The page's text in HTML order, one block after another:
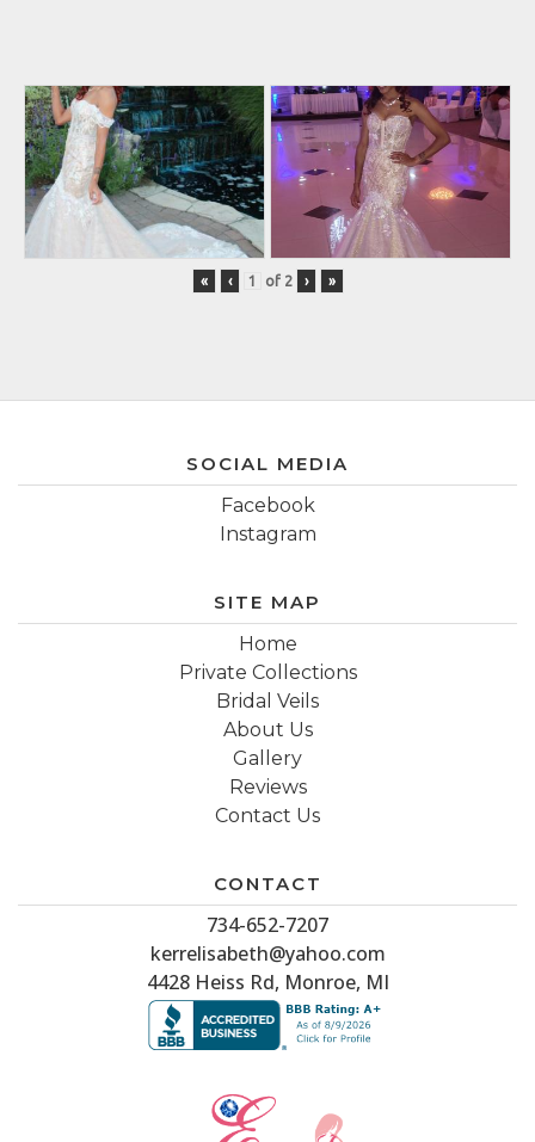
« ‹ of 2 › »
SOCIAL MEDIA
Facebook
Instagram
SITE MAP
Home
Private Collections
Bridal Veils
About Us
Gallery
Reviews
Contact Us
CONTACT
734-652-7207
kerrelisabeth@yahoo.com
4428 Heiss Rd, Monroe, MI